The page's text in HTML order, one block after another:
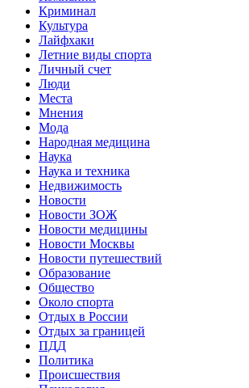
Криминал
Культура
Лайфхаки
Летние виды спорта
Личный счет
Люди
Места
Мнения
Мода
Народная медицина
Наука
Наука и техника
Недвижимость
Новости
Новости ЗОЖ
Новости медицины
Новости Москвы
Новости путешествий
Образование
Общество
Около спорта
Отдых в России
Отдых за границей
ПДД
Политика
Происшествия